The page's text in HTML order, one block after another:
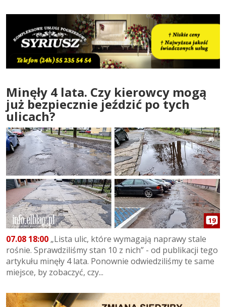
Minęły 4 lata. Czy kierowcy mogą
już bezpiecznie jeździć po tych
ulicach?
19
07.08 18:00 „Lista ulic, które wymagają naprawy stale
rośnie. Sprawdziliśmy stan 10 z nich” - od publikacji tego
artykułu minęły 4 lata. Ponownie odwiedziliśmy te same
miejsce, by zobaczyć, czy...